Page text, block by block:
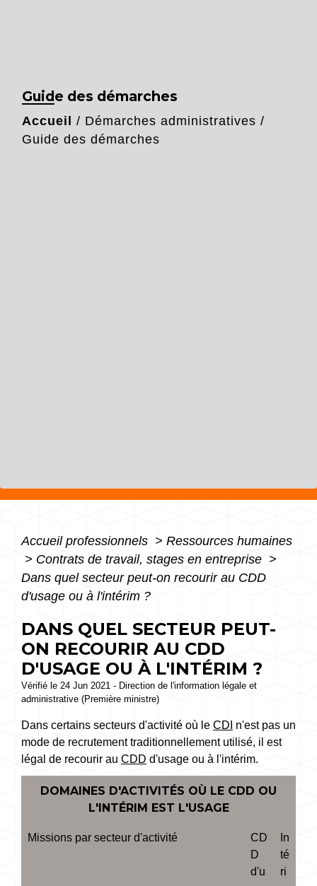
Guide des démarches
Accueil / Démarches administratives /
Guide des démarches
Accueil professionnels > Ressources humaines
> Contrats de travail, stages en entreprise >
Dans quel secteur peut-on recourir au CDD
d'usage ou à l'intérim ?
DANS QUEL SECTEUR PEUT-
ON RECOURIR AU CDD
D'USAGE OU À L'INTÉRIM ?
Vérifié le 24 Jun 2021 - Direction de l'information légale et
administrative (Première ministre)
Dans certains secteurs d'activité où le CDI n'est pas un
mode de recrutement traditionnellement utilisé, il est
légal de recourir au CDD d'usage ou à l'intérim.
DOMAINES D'ACTIVITÉS OÙ LE CDD OU
L'INTÉRIM EST L'USAGE
Missions par secteur d'activité
CD
D
d'u
In
té
ri